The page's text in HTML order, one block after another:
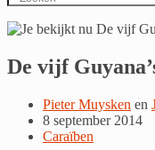
zoeken
De vijf
Pieter Muysken en
8 september 2014
Caraïben